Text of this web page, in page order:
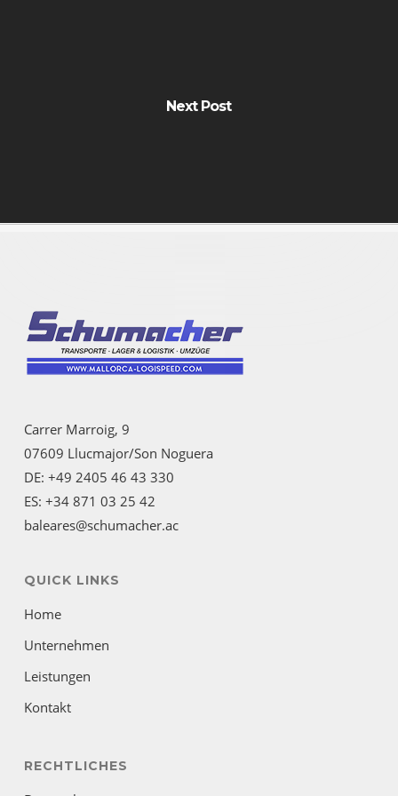
Next Post
Carrer Marroig, 9
07609 Llucmajor/Son Noguera
DE: +49 2405 46 43 330
ES: +34 871 03 25 42
baleares@schumacher.ac
QUICK LINKS
Home
Unternehmen
Leistungen
Kontakt
RECHTLICHES